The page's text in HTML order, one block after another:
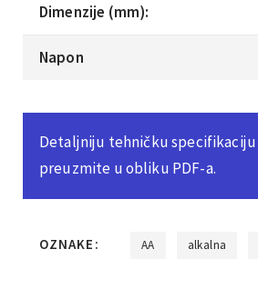
Dimenzije (mm):
Napon
Detaljniju tehničku specifikaciju
preuzmite u obliku PDF-a.
OZNAKE: AA alkalna